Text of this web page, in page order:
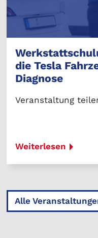
die Tesla
Diagnose
Veranstaltung
Weiterlesen
Alle